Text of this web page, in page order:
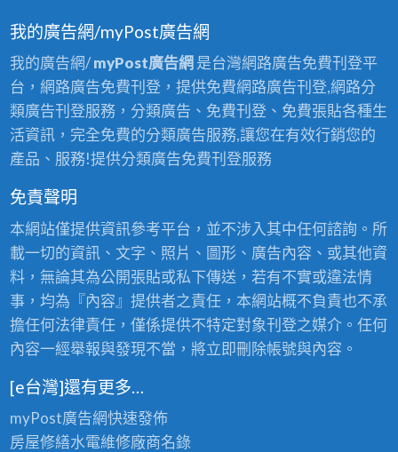
我的廣告網/myPost廣告網
我的廣告網/myPost廣告網 是台灣網路廣告免費刊登平
台，網路廣告免費刊登，提供免費網路廣告刊登,網路分
類廣告刊登服務，分類廣告、免費刊登、免費張貼各種生
活資訊，完全免費的分類廣告服務,讓您在有效行銷您的
產品、服務!提供分類廣告免費刊登服務
免責聲明
本網站僅提供資訊參考平台，並不涉入其中任何諮詢。所
載一切的資訊、文字、照片、圖形、廣告內容、或其他資
料，無論其為公開張貼或私下傳送，若有不實或違法情
事，均為『內容』提供者之責任，本網站概不負責也不承
擔任何法律責任，僅係提供不特定對象刊登之媒介。任何
內容一經舉報與發現不當，將立即刪除帳號與內容。
[e台灣]還有更多…
myPost廣告網快速發佈
房屋修繕水電維修廠商名錄